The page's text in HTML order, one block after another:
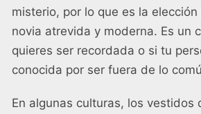
misterio, por lo que es la
novia atrevida y moderna. Es un
quieres ser recordada o si tu
conocida por ser fuera de lo
En algunas culturas, los vestidos